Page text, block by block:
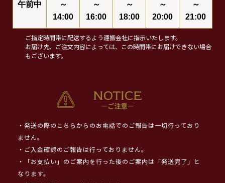
午前中
～
14:00
～
16:00
～
18:00
～
20:00
～
21:00
ご指定時間帯に配送するよう運搬会社に指示いたします。
お届け先、ご注文内容によっては、この時間帯にお届けできない場合
もございます。
・発送の際のこちらからのお電話でのご報告は一切行っており
ません。
・ご入金確認のご報告は行っておりません。
・「お支払い」のご案内を行った後のご案内は「発送完了」と
なります。